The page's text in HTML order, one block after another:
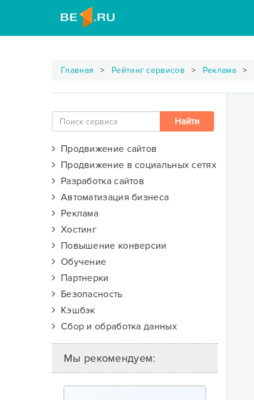
Главная Рейтинг сервисов Реклама
Продвижение сайтов
Продвижение в социальных сетях
Разработка сайтов
Автоматизация бизнеса
Реклама
Хостинг
Повышение конверсии
Обучение
Партнерки
Безопасность
Кэшбэк
Сбор и обработка данных
Мы рекомендуем: